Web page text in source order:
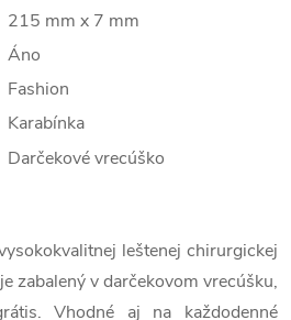
215 mm x 7 mm
Áno
Fashion
Karabínka
Darčekové vrecúško
leštenej chirurgickej
zabalený v darčekovom vrecúšku,
Vhodné aj na každodenné